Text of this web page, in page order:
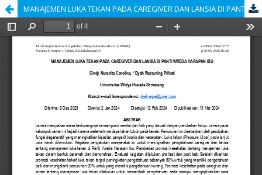
MANAJEMEN LUKA TEKAN PADA CAREGIVER DAN LANSIA DI PANTI WREDA HARAPAN IBU